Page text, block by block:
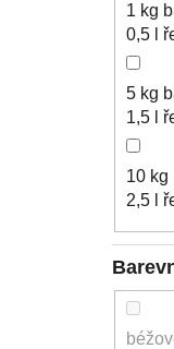
1 kg
0,5 l
5 kg
1,5 l
10 kg
2,5 l